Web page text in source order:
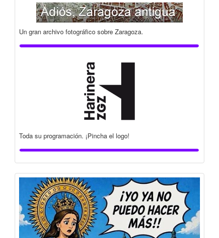
Un gran archivo fotográfico sobre Zaragoza.
Toda su programación. ¡Pincha el logo!